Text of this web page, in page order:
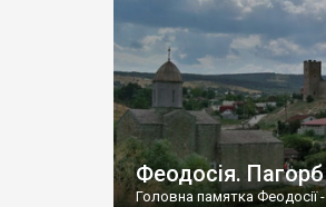
Феодосія.
Головна памятка Феодосії